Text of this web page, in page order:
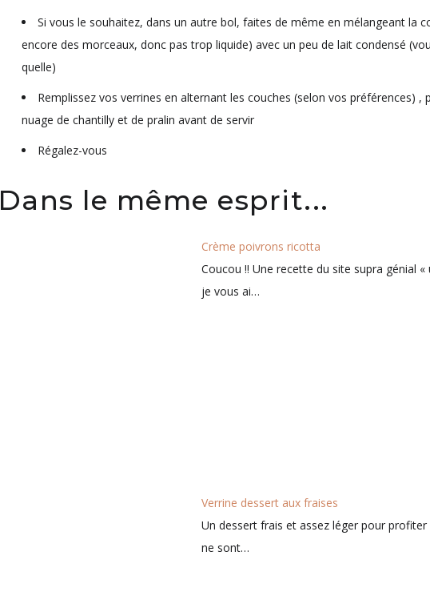
Si vous le souhaitez, dans un autre bol, faites de même en mélangeant la
encore des morceaux, donc pas trop liquide) avec un peu de lait condensé
quelle)
Remplissez vos verrines en alternant les couches (selon vos préférences) ,
nuage de chantilly et de pralin avant de servir
Régalez-vous
Dans le même esprit...
Crème poivrons ricotta
Coucou !! Une recette du site supra génial
je vous ai…
Verrine dessert aux fraises
Un dessert frais et assez léger pour
ne sont…